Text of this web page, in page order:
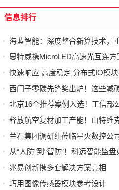
信息排行
海蓝智能：深度整合新算技术，
业读码器服务新标杆
思特威携MicroLED高速光互连方
亮相慕尼黑上海电子展
快速响应 高度稳定 分布式IO模
池制造的优势揭秘 | 支持Modbus
EtherCAT、Ethernet/IP、BACnet/
种协议
西门子零碳先锋奖出炉！这些减
技太能打！
北京16个推荐案例入选！工信部
工智能应用典型案例
释放航空复材加工产能！山特维
满锯齿刃铣刀从源头解决四大铣
兰石集团调研组莅临星火数控公
指导数智化转型工作
从“人防”到“智防”！科远智能监盘
塑火电运行新范式
兆易创新携多套解决方案亮相
CIIF2025，助力人形机器人落地
巧用图像传感器模块参考设计